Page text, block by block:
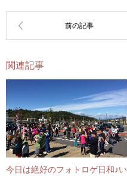
関連記事
今日は絶好のフォトロゲ日和♪い